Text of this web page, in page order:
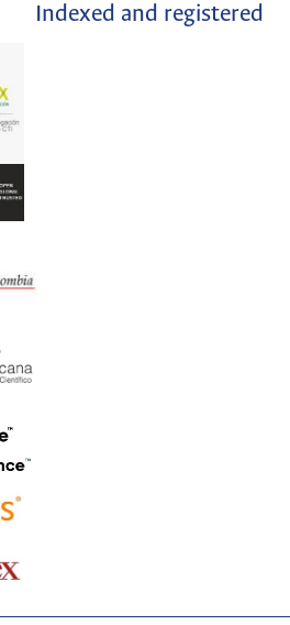
Indexed and registered